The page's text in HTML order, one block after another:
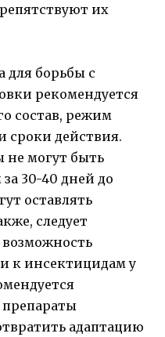
их
для борьбы с
рекомендуется
состав, режим
сроки действия.
могут быть
30-40 дней до
оставлять
следует
к инсектицидам у
препараты
адаптацию